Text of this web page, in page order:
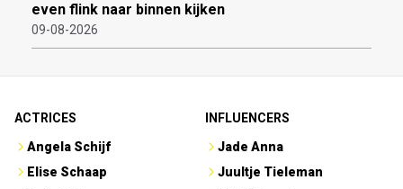
even flink naar binnen kijken
09-08-2026
ACTRICES
Angela Schijf
Elise Schaap
INFLUENCERS
Jade Anna
Juultje Tieleman